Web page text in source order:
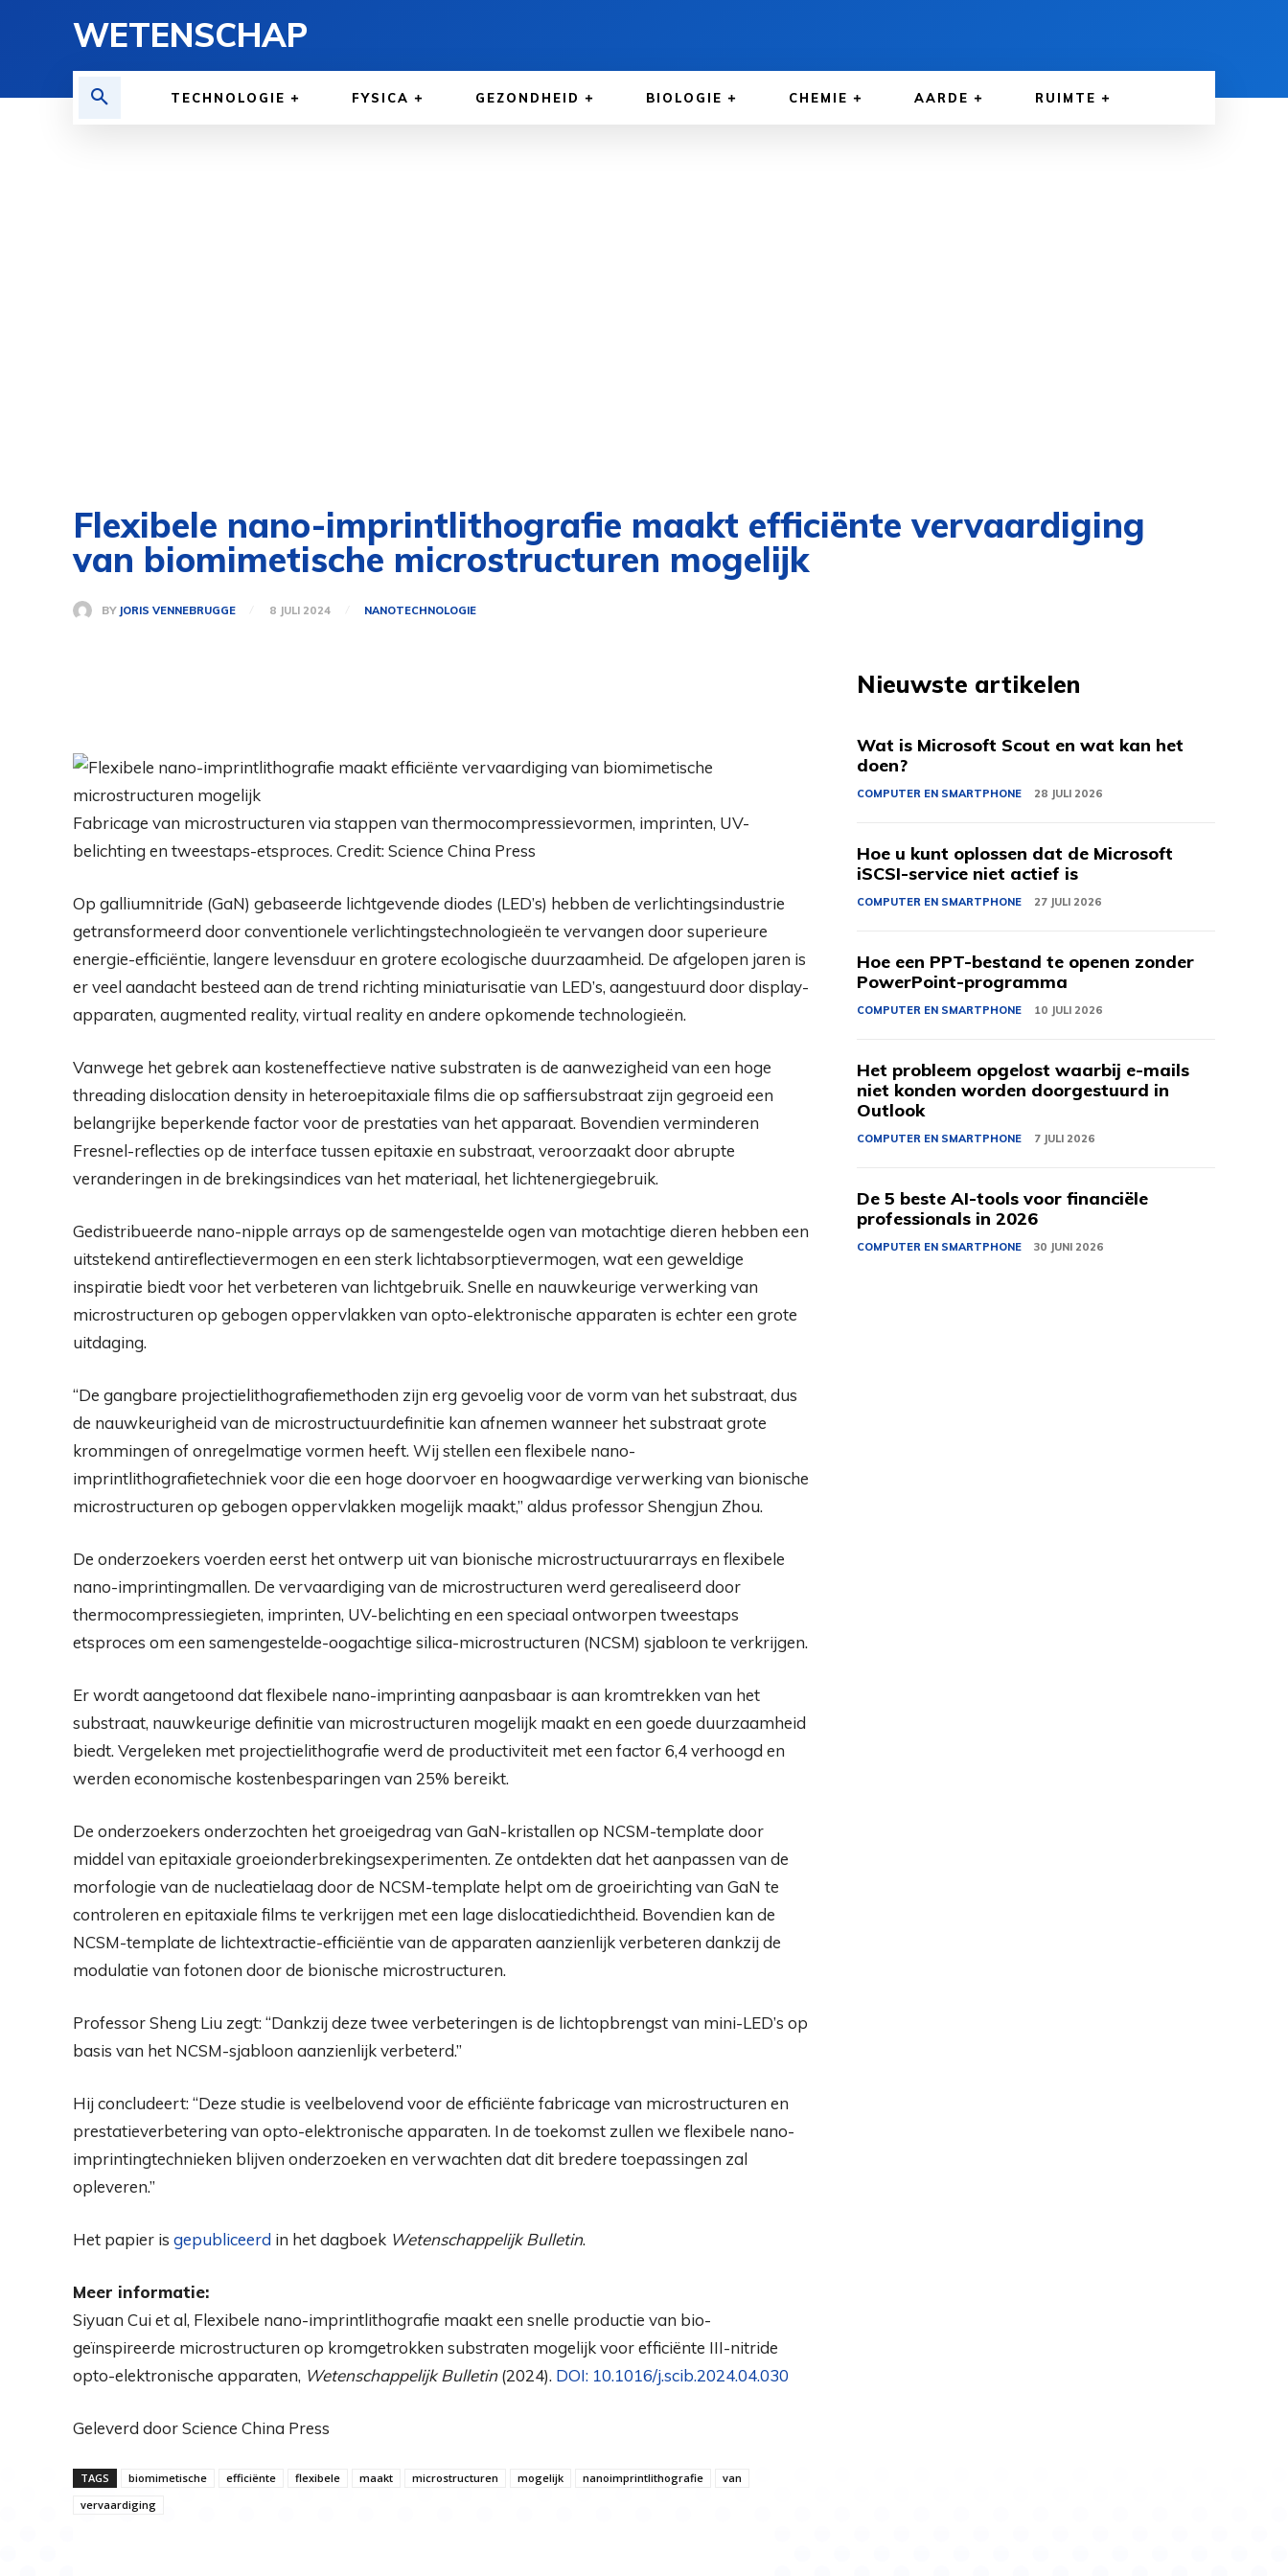
WETENSCHAP
TECHNOLOGIE FYSICA GEZONDHEID BIOLOGIE CHEMIE AARDE RUIMTE
Flexibele nano-imprintlithografie maakt efficiënte vervaardiging
van biomimetische microstructuren mogelijk
BY JORIS VENNEBRUGGE 8 JULI 2024 NANOTECHNOLOGIE
Fabricage van microstructuren via stappen van thermocompressievormen, imprinten, UV-
belichting en tweestaps-etsproces. Credit: Science China Press
Op galliumnitride (GaN) gebaseerde lichtgevende diodes (LED’s) hebben de verlichtingsindustrie
getransformeerd door conventionele verlichtingstechnologieën te vervangen door superieure
energie-efficiëntie, langere levensduur en grotere ecologische duurzaamheid. De afgelopen jaren is
er veel aandacht besteed aan de trend richting miniaturisatie van LED’s, aangestuurd door display-
apparaten, augmented reality, virtual reality en andere opkomende technologieën.
Vanwege het gebrek aan kosteneffectieve native substraten is de aanwezigheid van een hoge
threading dislocation density in heteroepitaxiale films die op saffiersubstraat zijn gegroeid een
belangrijke beperkende factor voor de prestaties van het apparaat. Bovendien verminderen
Fresnel-reflecties op de interface tussen epitaxie en substraat, veroorzaakt door abrupte
veranderingen in de brekingsindices van het materiaal, het lichtenergiegebruik.
Gedistribueerde nano-nipple arrays op de samengestelde ogen van motachtige dieren hebben een
uitstekend antireflectievermogen en een sterk lichtabsorptievermogen, wat een geweldige
inspiratie biedt voor het verbeteren van lichtgebruik. Snelle en nauwkeurige verwerking van
microstructuren op gebogen oppervlakken van opto-elektronische apparaten is echter een grote
uitdaging.
“De gangbare projectielithografiemethoden zijn erg gevoelig voor de vorm van het substraat, dus
de nauwkeurigheid van de microstructuurdefinitie kan afnemen wanneer het substraat grote
krommingen of onregelmatige vormen heeft. Wij stellen een flexibele nano-
imprintlithografietechniek voor die een hoge doorvoer en hoogwaardige verwerking van bionische
microstructuren op gebogen oppervlakken mogelijk maakt,” aldus professor Shengjun Zhou.
De onderzoekers voerden eerst het ontwerp uit van bionische microstructuurarrays en flexibele
nano-imprintingmallen. De vervaardiging van de microstructuren werd gerealiseerd door
thermocompressiegieten, imprinten, UV-belichting en een speciaal ontworpen tweestaps
etsproces om een ​​samengestelde-oogachtige silica-microstructuren (NCSM) sjabloon te verkrijgen.
Er wordt aangetoond dat flexibele nano-imprinting aanpasbaar is aan kromtrekken van het
substraat, nauwkeurige definitie van microstructuren mogelijk maakt en een goede duurzaamheid
biedt. Vergeleken met projectielithografie werd de productiviteit met een factor 6,4 verhoogd en
werden economische kostenbesparingen van 25% bereikt.
De onderzoekers onderzochten het groeigedrag van GaN-kristallen op NCSM-template door
middel van epitaxiale groeionderbrekingsexperimenten. Ze ontdekten dat het aanpassen van de
morfologie van de nucleatielaag door de NCSM-template helpt om de groeirichting van GaN te
controleren en epitaxiale films te verkrijgen met een lage dislocatiedichtheid. Bovendien kan de
NCSM-template de lichtextractie-efficiëntie van de apparaten aanzienlijk verbeteren dankzij de
modulatie van fotonen door de bionische microstructuren.
Professor Sheng Liu zegt: “Dankzij deze twee verbeteringen is de lichtopbrengst van mini-LED’s op
basis van het NCSM-sjabloon aanzienlijk verbeterd.”
Hij concludeert: “Deze studie is veelbelovend voor de efficiënte fabricage van microstructuren en
prestatieverbetering van opto-elektronische apparaten. In de toekomst zullen we flexibele nano-
imprintingtechnieken blijven onderzoeken en verwachten dat dit bredere toepassingen zal
opleveren.”
Het papier is gepubliceerd in het dagboek Wetenschappelijk Bulletin.
Meer informatie:
Siyuan Cui et al, Flexibele nano-imprintlithografie maakt een snelle productie van bio-
geïnspireerde microstructuren op kromgetrokken substraten mogelijk voor efficiënte III-nitride
opto-elektronische apparaten, Wetenschappelijk Bulletin(2024). DOI: 10.1016/j.scib.2024.04.030
Geleverd door Science China Press
TAGS biomimetische efficiënte flexibele maakt microstructuren mogelijk nanoimprintlithografie
van
vervaardiging
Nieuwste artikelen
Wat is Microsoft Scout en wat kan het
doen?
COMPUTER EN SMARTPHONE 28 JULI 2026
Hoe u kunt oplossen dat de Microsoft
iSCSI-service niet actief is
COMPUTER EN SMARTPHONE 27 JULI 2026
Hoe een PPT-bestand te openen zonder
PowerPoint-programma
COMPUTER EN SMARTPHONE 10 JULI 2026
Het probleem opgelost waarbij e-mails
niet konden worden doorgestuurd in
Outlook
COMPUTER EN SMARTPHONE 7 JULI 2026
De 5 beste AI-tools voor financiële
professionals in 2026
COMPUTER EN SMARTPHONE 30 JUNI 2026